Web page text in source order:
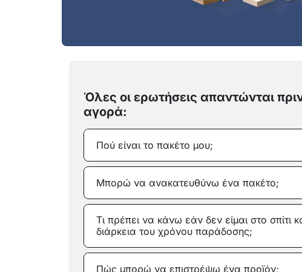
Όλες οι ερωτήσεις απαντώνται
αγορά:
Πού είναι το πακέτο μου;
Μπορώ να ανακατευθύνω ένα πακέτο;
Τι πρέπει να κάνω εάν δεν είμαι στο σπίτι
διάρκεια του χρόνου παράδοσης;
Πώς μπορώ να επιστρέψω ένα προϊόν;